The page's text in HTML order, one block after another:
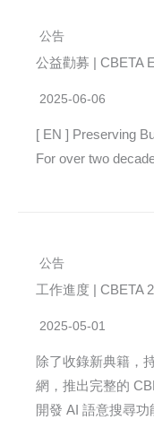
公告
公益勸募 | CBETA
2025-06-06
[ EN ] Preserving
For over two
公告
工作進度 | CBETA
2025-05-01
除了收錄新典籍，
網，推出完整的
開發 AI 語意搜尋功